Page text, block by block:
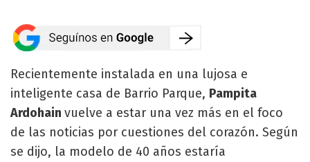
Recientemente instalada en una lujosa e
inteligente casa de Barrio Parque, Pampita
Ardohain vuelve a estar una vez más en el foco
de las noticias por cuestiones del corazón. Según
se dijo, la modelo de 40 años estaría